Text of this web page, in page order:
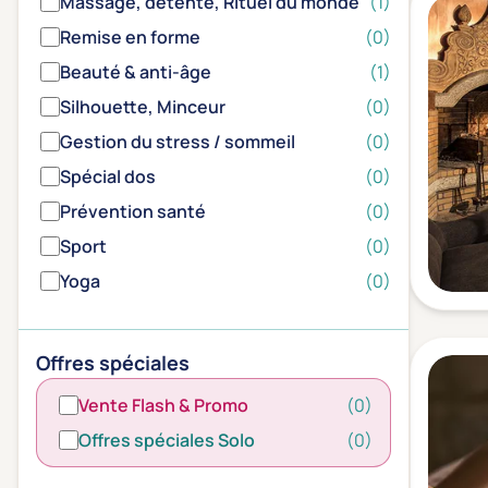
Remise en forme
(0)
Beauté & anti-âge
(1)
Silhouette, Minceur
(0)
Gestion du stress / sommeil
(0)
Spécial dos
(0)
Prévention santé
(0)
Sport
(0)
Yoga
(0)
Offres spéciales
Vente Flash & Promo
(0)
Offres spéciales Solo
(0)